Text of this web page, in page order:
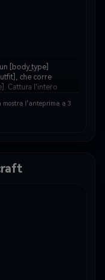
[body_type]
che corre
Cattura l'intero
mostra l'anteprima a 3